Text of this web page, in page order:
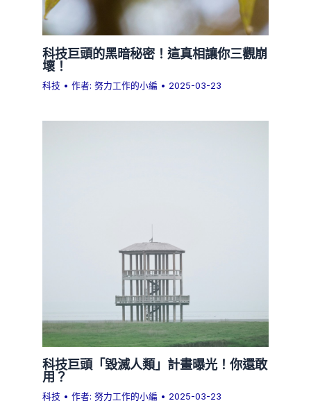
科技巨頭的黑暗秘密！這真相讓你三觀崩
壞！
科技 • 作者:努力工作的小編 • 2025-03-23
科技巨頭「毀滅人類」計畫曝光！你還敢
用？
科技 • 作者:努力工作的小編 • 2025-03-23